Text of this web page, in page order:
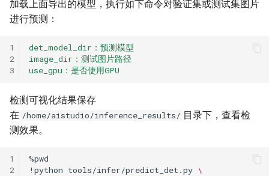
加载上面导出的模型，执行如下命令对验证集或测试集图片
进行预测：
1
2
3
det_model_dir：预测模型
image_dir：测试图片路径
use_gpu：是否使用GPU
检测可视化结果保存
在 /home/aistudio/inference_results/ 目录下，查看检
测效果。
1
2
!python tools/infer/predict_det.py \